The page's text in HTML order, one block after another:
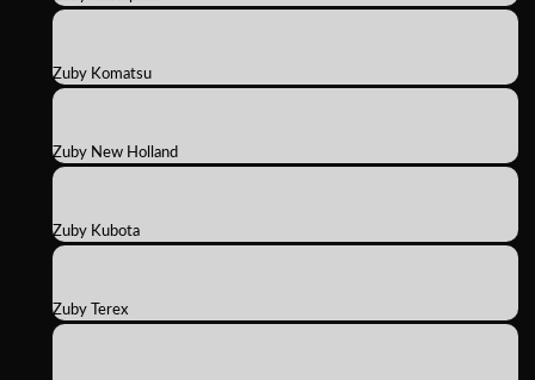
Zuby Komatsu
Zuby New Holland
Zuby Kubota
Zuby Terex